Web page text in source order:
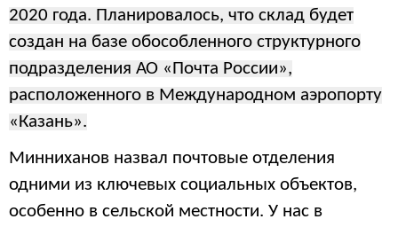
2020 года. Планировалось, что склад будет
создан на базе обособленного структурного
подразделения АО «Почта России»,
расположенного в Международном аэропорту
«Казань».
Минниханов назвал почтовые отделения
одними из ключевых социальных объектов,
особенно в сельской местности. У нас в